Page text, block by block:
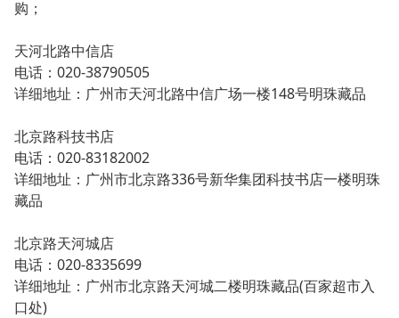
购；
天河北路中信店
电话：020-38790505
详细地址：广州市天河北路中信广场一楼148号明珠藏品
北京路科技书店
电话：020-83182002
详细地址：广州市北京路336号新华集团科技书店一楼明珠
藏品
北京路天河城店
电话：020-8335699
详细地址：广州市北京路天河城二楼明珠藏品(百家超市入
口处)